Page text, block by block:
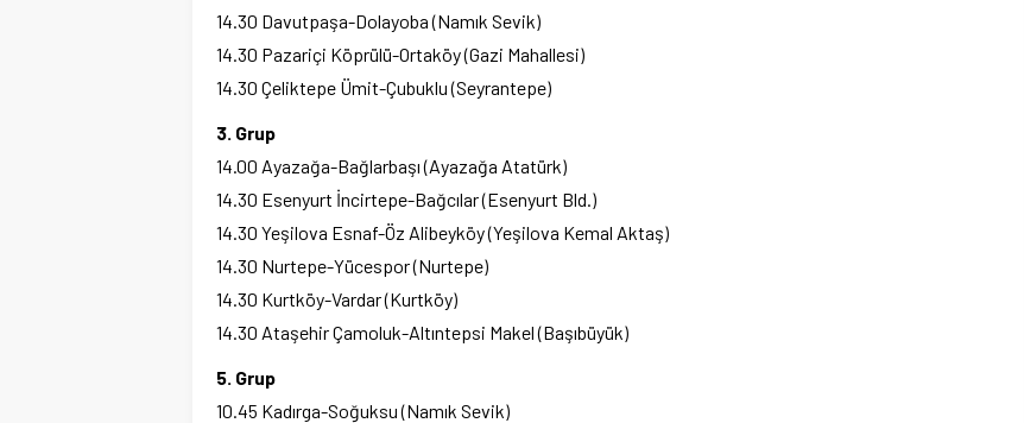
14.30 Davutpaşa-Dolayoba (Namık Sevik)
14.30 Pazariçi Köprülü-Ortaköy (Gazi Mahallesi)
14.30 Çeliktepe Ümit-Çubuklu (Seyrantepe)
3. Grup
14.00 Ayazağa-Bağlarbaşı (Ayazağa Atatürk)
14.30 Esenyurt İncirtepe-Bağcılar (Esenyurt Bld.)
14.30 Yeşilova Esnaf-Öz Alibeyköy (Yeşilova Kemal Aktaş)
14.30 Nurtepe-Yücespor (Nurtepe)
14.30 Kurtköy-Vardar (Kurtköy)
14.30 Ataşehir Çamoluk-Altıntepsi Makel (Başıbüyük)
5. Grup
10.45 Kadırga-Soğuksu (Namık Sevik)